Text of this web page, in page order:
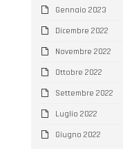
Gennaio 2023
Dicembre 2022
Novembre 2022
Ottobre 2022
Settembre 2022
Luglio 2022
Giugno 2022